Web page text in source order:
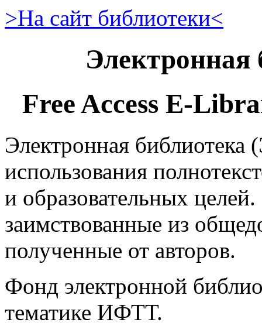
>На сайт библиотеки<
Free Access E-
Электронная
использования
и образовательных
заимствованные из
полученные от авторов.
Фонд электронной
тематике ИФТТ.